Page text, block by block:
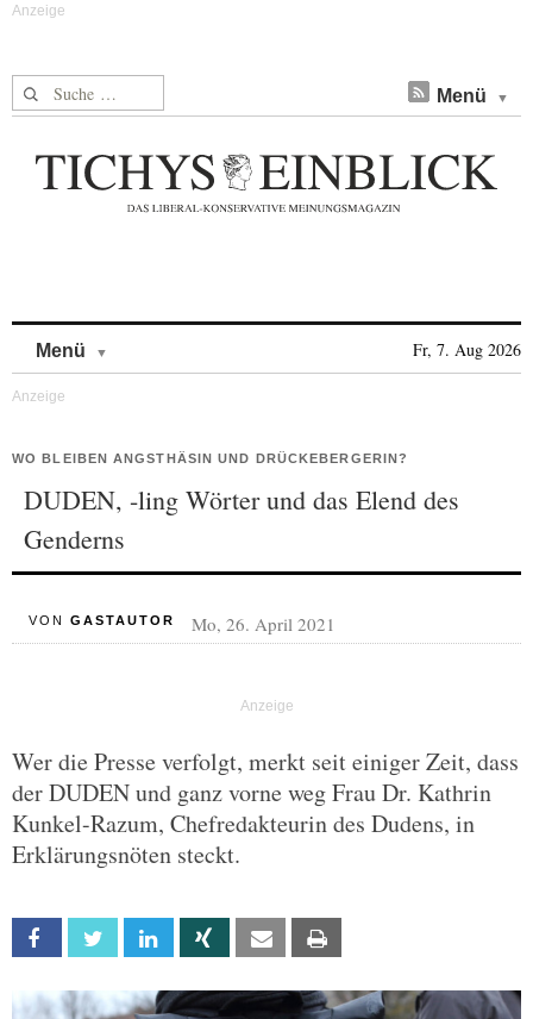
Suche nach: Menü
Menü Fr, 7. Aug 2026
WO BLEIBEN ANGSTHÄSIN UND DRÜCKEBERGERIN?
DUDEN, -ling Wörter und das Elend des
Genderns
VON GASTAUTOR Mo, 26. April 2021
Wer die Presse verfolgt, merkt seit einiger Zeit, dass
der DUDEN und ganz vorne weg Frau Dr. Kathrin
Kunkel-Razum, Chefredakteurin des Dudens, in
Erklärungsnöten steckt.
Facebook Twitter Linkedin Xing Email